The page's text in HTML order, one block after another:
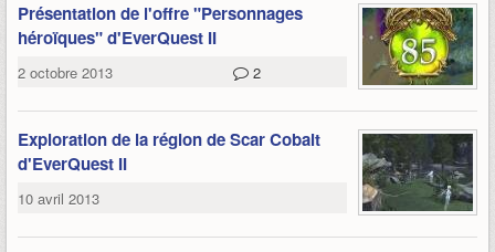
Présentation de l'offre "Personnages
héroïques" d'EverQuest II
2 octobre 2013 2
Exploration de la région de Scar Cobalt
d'EverQuest II
10 avril 2013